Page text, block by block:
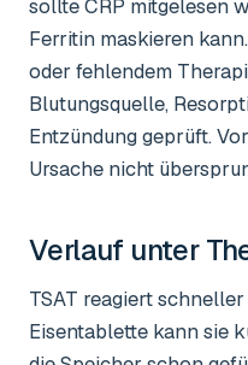
sollte CRP mitgelesen
Ferritin maskieren
oder fehlendem
Blutungsquelle,
Entzündung geprüft.
Ursache nicht
Verlauf unter
TSAT reagiert
Eisentablette kann sie